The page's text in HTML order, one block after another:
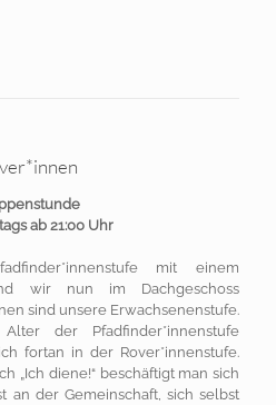
ab 21:00 Uhr
mit einem
wir nun im Dachgeschoss
sind unsere Erwachsenenstufe.
der Pfadfinder*innenstufe
fortan in der Rover*innenstufe.
„Ich diene!“ beschäftigt man sich
an der Gemeinschaft, sich selbst